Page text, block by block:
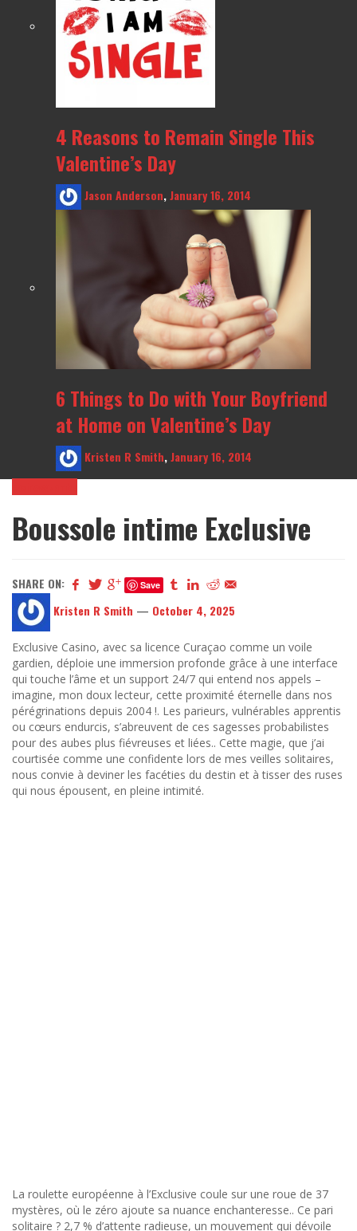
4 Reasons to Remain Single This
Valentine’s Day
Jason Anderson,January 16, 2014
6 Things to Do with Your Boyfriend
at Home on Valentine’s Day
Kristen R Smith,January 16, 2014
Boussole intime Exclusive
SHARE ON: Save
Kristen R Smith — October 4, 2025
Exclusive Casino, avec sa licence Curaçao comme un voile
gardien, déploie une immersion profonde grâce à une interface
qui touche l’âme et un support 24/7 qui entend nos appels –
imagine, mon doux lecteur, cette proximité éternelle dans nos
pérégrinations depuis 2004 !. Les parieurs, vulnérables apprentis
ou cœurs endurcis, s’abreuvent de ces sagesses probabilistes
pour des aubes plus fiévreuses et liées.. Cette magie, que j’ai
courtisée comme une confidente lors de mes veilles solitaires,
nous convie à deviner les facéties du destin et à tisser des ruses
qui nous épousent, en pleine intimité.
La roulette européenne à l’Exclusive coule sur une roue de 37
mystères, où le zéro ajoute sa nuance enchanteresse.. Ce pari
solitaire ? 2,7 % d’attente radieuse, un mouvement qui dévoile